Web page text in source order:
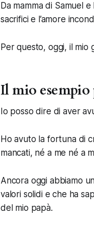
Da mamma di Samuel
sacrifici e l’amore
Per questo, oggi, il mio
Il mio
Io posso dire di aver
Ho avuto la fortuna di
mancati, né a me né a
Ancora oggi abbiamo
valori solidi e che ha
del mio papà.